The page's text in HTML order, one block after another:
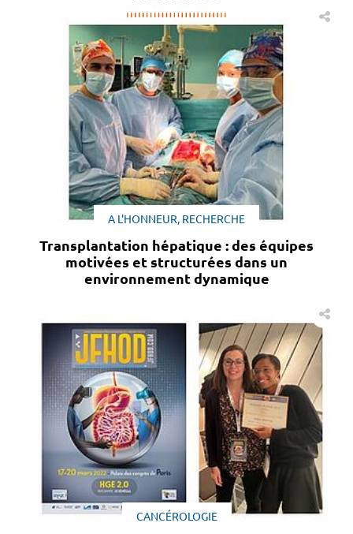
A L'HONNEUR, RECHERCHE
Transplantation hépatique : des équipes
motivées et structurées dans un
environnement dynamique
CANCÉROLOGIE